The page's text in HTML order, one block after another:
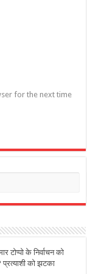
for the next time
टोप्पो के निर्वाचन को
प्रत्याशी को झटका